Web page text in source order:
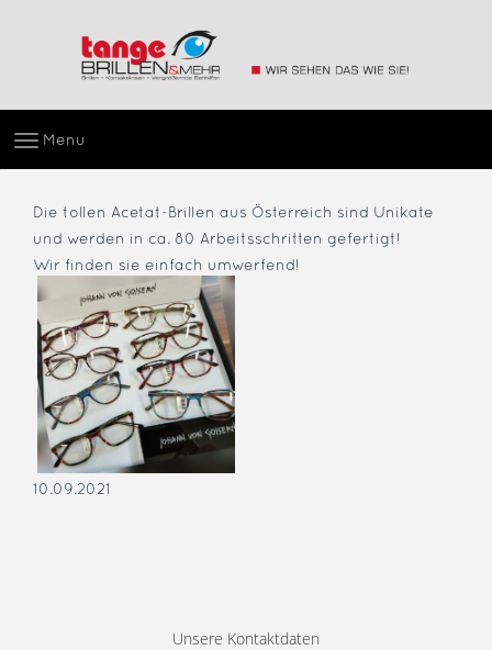
Menu
Die tollen Acetat-Brillen aus Österreich sind Unikate
und werden in ca. 80 Arbeitsschritten gefertigt!
Wir finden sie einfach umwerfend!
10.09.2021
Unsere Kontaktdaten